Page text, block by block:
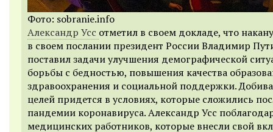
Фото: sobranie.info
Александр Усс отметил в своем докладе, что
в своем послании президент России Владимир
поставил задачи улучшения демографической
борьбы с бедностью, повышения качества
здравоохранения и социальной поддержки.
целей придется в условиях, которые сложились
пандемии коронавируса. Александр Усс
медицинских работников, которые внесли свой